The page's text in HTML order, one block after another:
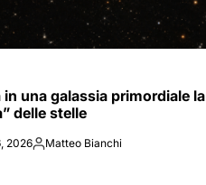
in una galassia primordiale la
delle stelle
2026Posted
Matteo Bianchi